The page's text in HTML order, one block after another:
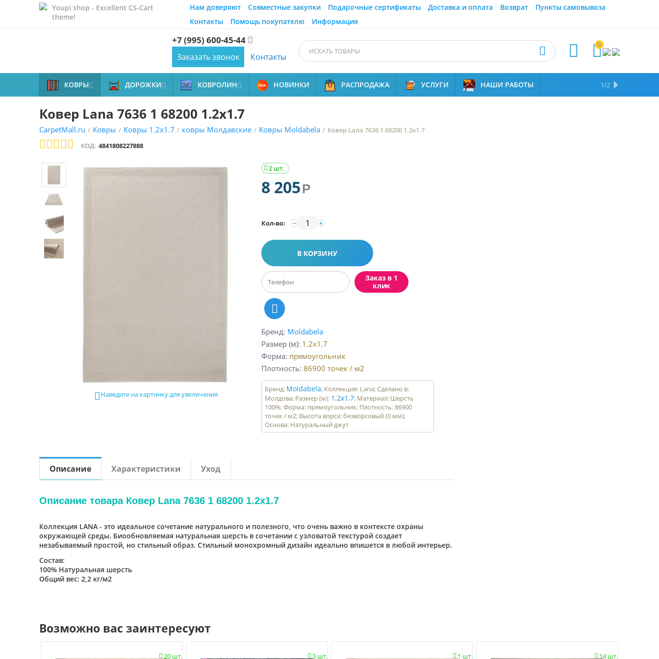
Youpi shop - Excellent CS-Cart
theme!
Нам доверяют Совместные закупки Подарочные сертификаты Доставка и оплата Возврат
Пункты самовывоза
Контакты
Помощь покупателю Информация
+7 (995) 600-45-44 
Заказать звонок Контакты
0



КОВРЫ ДОРОЖКИ КОВРОЛИН НОВИНКИ РАСПРОДАЖА УСЛУГИ НАШИ РАБОТЫ НАМ ДОВЕРЯЮТ
1/2
Ковер Lana 7636 1 68200 1.2x1.7
CarpetMall.ru / Ковры / Ковры 1.2x1.7 / ковры Молдавские / Ковры Moldabela / Ковер Lana 7636 1 68200 1.2x1.7
КОД: 4841808227888
Наведите на картинку для увеличения
2 шт.

8 205Р
Кол-во: +
−
В КОРЗИНУ
Заказ в 1
клик
Бренд Moldabela
Размер (м) 1.2x1.7
Форма прямоугольник
Плотность 86900 точек / м2
Бренд: Moldabela; Коллекция: Lana; Сделано в:
Молдова; Размер (м): 1.2x1.7; Материал: Шерсть
100%; Форма: прямоугольник; Плотность: 86900
точек / м2; Высота ворса: безворсовый (0 мм);
Основа: Натуральный джут
Описание Характеристики Уход
Описание товара Ковер Lana 7636 1 68200 1.2x1.7
Коллекция LANA - это идеальное сочетание натурального и полезного, что очень важно в контексте охраны
окружающей среды. Биообновляемая натуральная шерсть в сочетании с узловатой текстурой создает
незабываемый простой, но стильный образ. Стильный монохромный дизайн идеально впишется в любой интерьер.
Состав:
100% Натуральная шерсть
Общий вес: 2,2 кг/м2
Возможно вас заинтересуют
20 шт.
 3 шт.
 1 шт.
 14 шт.
